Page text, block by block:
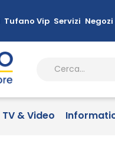
Tufano Vip Servizi Negozi
TV & Video